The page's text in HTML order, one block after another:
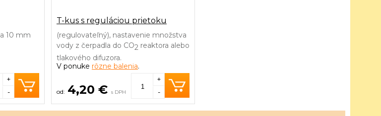
10 mm
+
-
T-kus s reguláciou prietoku
(regulovateľný), nastavenie množstva
vody z čerpadla do CO2 reaktora alebo
tlakového difuzora.
V ponuke rôzne balenia.
4,20 € s DPH
+
-